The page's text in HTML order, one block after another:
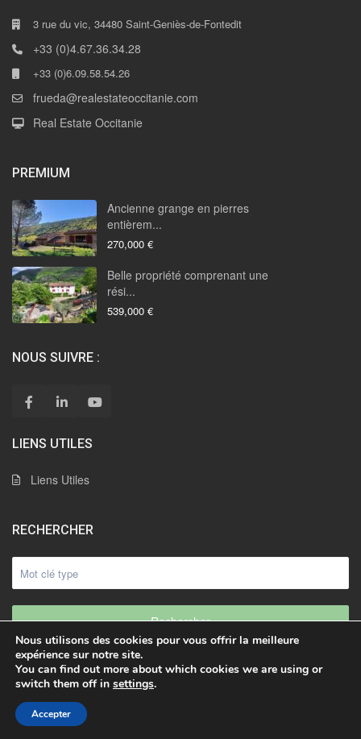
3 rue du vic, 34480 Saint-Geniès-de-Fontedit
+33 (0)4.67.36.34.28
+33 (0)6.09.58.54.26
frueda@realestateoccitanie.com
Real Estate Occitanie
PREMIUM
Ancienne grange en pierres
entièrem...
270,000 €
Belle propriété comprenant une
rési...
539,000 €
NOUS SUIVRE :
LIENS UTILES
Liens Utiles
RECHERCHER
Rechercher
© 2021 | Freddy Rueda SARL. Tous droits réservés
Mentions légales
Nous utilisons des cookies pour vous offrir la meilleure
expérience sur notre site.
You can find out more about which cookies we are using or
switch them off in settings.
Accepter